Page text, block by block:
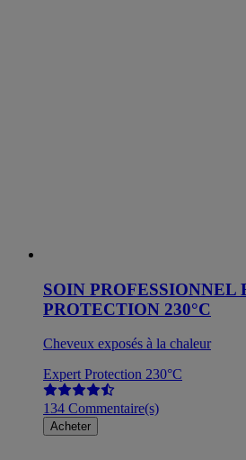
SOIN PROFESSIONNEL
PROTECTION 230°C
Cheveux exposés à la chaleur
Expert Protection 230°C
134 Commentaire(s)
Acheter